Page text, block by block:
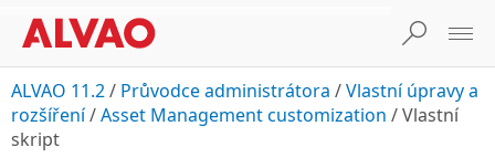
ALVAO 11.2/ Průvodce administrátora /Vlastní úpravy a
rozšíření/Asset Management customization /Vlastní
skript